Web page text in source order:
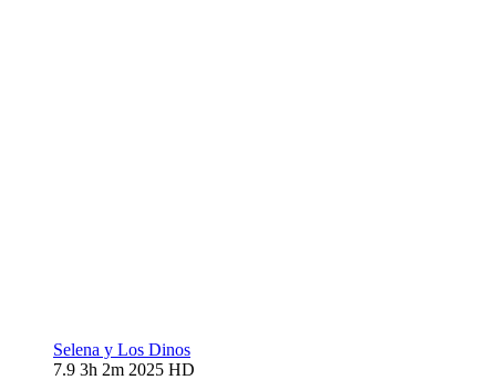
Selena y Los Dinos
7.9 3h 2m 2025 HD